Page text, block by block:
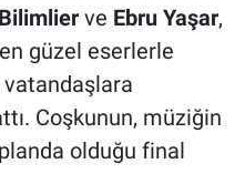
ve Ebru Yaşar,
güzel eserlerle
vatandaşlara
Coşkunun, müziğin
olduğu final